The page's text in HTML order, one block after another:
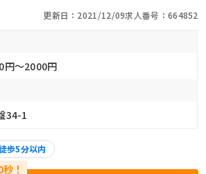
更新日：2021/12/09求人番号：664852
円〜2000円
34-1
歩5分以内